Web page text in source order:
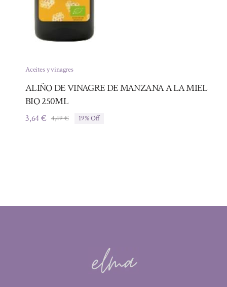
Aceites y vinagres
ALIÑO DE VINAGRE DE MANZANA A LA MIEL
BIO 250ML
4,49€El
3,64€
El
19% Off